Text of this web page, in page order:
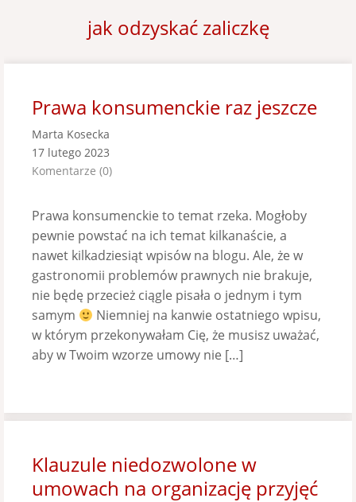
jak odzyskać zaliczkę
Prawa konsumenckie raz jeszcze
Marta Kosecka
17 lutego 2023
Komentarze (0)
Prawa konsumenckie to temat rzeka. Mogłoby
pewnie powstać na ich temat kilkanaście, a
nawet kilkadziesiąt wpisów na blogu. Ale, że w
gastronomii problemów prawnych nie brakuje,
nie będę przecież ciągle pisała o jednym i tym
samym
Niemniej na kanwie ostatniego wpisu,
w którym przekonywałam Cię, że musisz uważać,
aby w Twoim wzorze umowy nie […]
Klauzule niedozwolone w
umowach na organizację przyjęć